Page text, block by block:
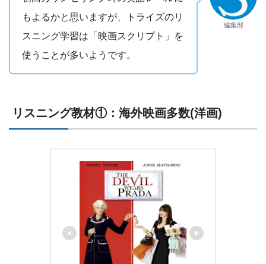
もよるかと思いますが、トライズのリ
スニング学習は「映画スクリプト」を
使うことが多いようです。
編集部
リスニング教材①：海外映画多数(洋画)